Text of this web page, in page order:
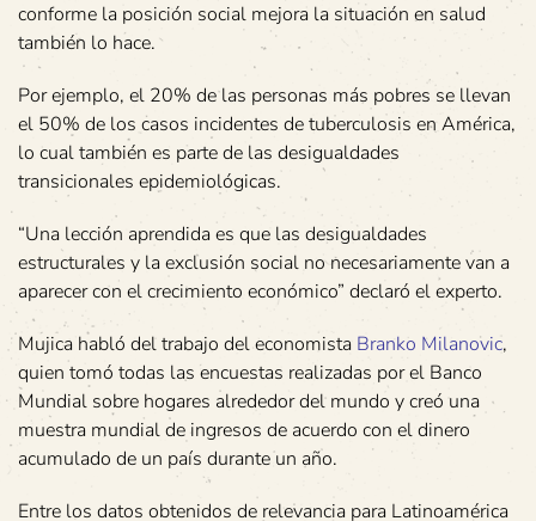
conforme la posición social mejora la situación en salud
también lo hace.
Por ejemplo, el 20% de las personas más pobres se llevan
el 50% de los casos incidentes de tuberculosis en América,
lo cual también es parte de las desigualdades
transicionales epidemiológicas.
“Una lección aprendida es que las desigualdades
estructurales y la exclusión social no necesariamente van a
aparecer con el crecimiento económico” declaró el experto.
Mujica habló del trabajo del economista Branko Milanovic,
quien tomó todas las encuestas realizadas por el Banco
Mundial sobre hogares alrededor del mundo y creó una
muestra mundial de ingresos de acuerdo con el dinero
acumulado de un país durante un año.
Entre los datos obtenidos de relevancia para Latinoamérica